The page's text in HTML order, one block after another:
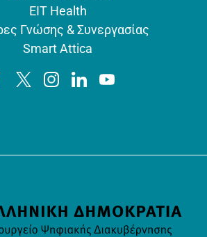
EIT Health
Γνώσης & Συνεργασίας
Smart Attica